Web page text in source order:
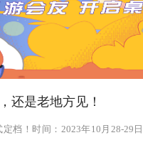
还是老地方见！
档！时间：2023年10月28-29